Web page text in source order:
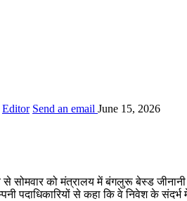
Editor Send an email June 15, 2026
से सोमवार को मंत्रालय में बंगलुरू बेस्ड
पदाधिकारियों से कहा कि वे निवेश के